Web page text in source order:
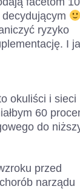
ryzyko
I
okuliści i sieci
60
do
przed
narządu